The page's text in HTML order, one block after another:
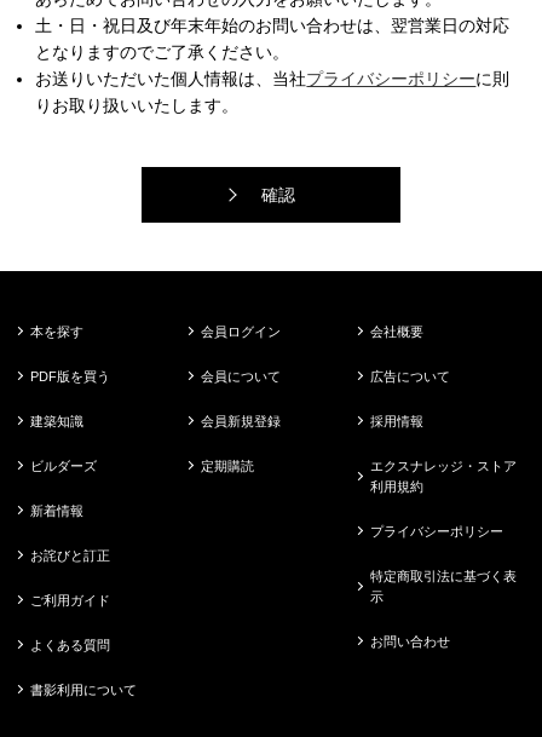
土・日・祝日及び年末年始のお問い合わせは、翌営業日の対応
となりますのでご了承ください。
お送りいただいた個人情報は、当社プライバシーポリシーに則
りお取り扱いいたします。
確認
本を探す
PDF版を買う
建築知識
ビルダーズ
新着情報
お詫びと訂正
ご利用ガイド
よくある質問
書影利用について
会員ログイン
会員について
会員新規登録
定期購読
会社概要
広告について
採用情報
エクスナレッジ・ストア
利用規約
プライバシーポリシー
特定商取引法に基づく表
示
お問い合わせ